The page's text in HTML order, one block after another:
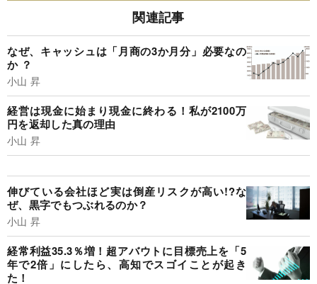
関連記事
なぜ、キャッシュは「月商の3か月分」必要なの
か ？
小山 昇
経営は現金に始まり現金に終わる！私が2100万
円を返却した真の理由
小山 昇
伸びている会社ほど実は倒産リスクが高い!?な
ぜ、黒字でもつぶれるのか？
小山 昇
経常利益35.3％増！超アバウトに目標売上を「5
年で2倍」にしたら、高知でスゴイことが起き
た！